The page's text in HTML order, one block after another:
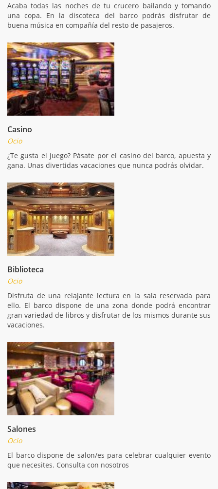
Acaba todas las noches de tu crucero bailando y tomando
una copa. En la discoteca del barco podrás disfrutar de
buena música en compañía del resto de pasajeros.
Casino
Ocio
¿Te gusta el juego? Pásate por el casino del barco, apuesta y
gana. Unas divertidas vacaciones que nunca podrás olvidar.
Biblioteca
Ocio
Disfruta de una relajante lectura en la sala reservada para
ello. El barco dispone de una zona donde podrá encontrar
gran variedad de libros y disfrutar de los mismos durante sus
vacaciones.
Salones
Ocio
El barco dispone de salon/es para celebrar cualquier evento
que necesites. Consulta con nosotros